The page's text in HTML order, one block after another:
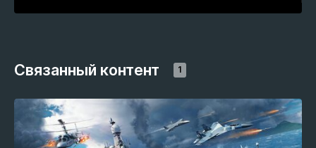
Связанный контент 1